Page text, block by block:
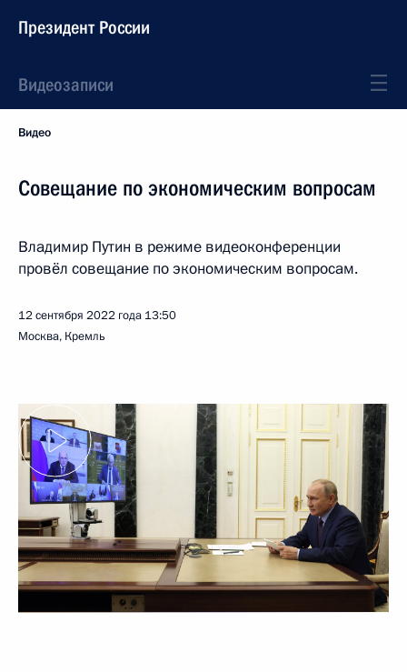
Президент России
Видеозаписи
Видео
Совещание по экономическим вопросам
Владимир Путин в режиме видеоконференции
провёл совещание по экономическим вопросам.
12 сентября 2022 года 13:50
Москва, Кремль